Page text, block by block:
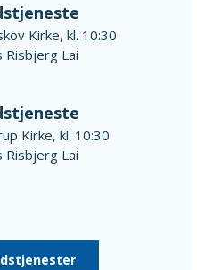
Kirke, kl. 10:30
Risbjerg Lai
Kirke, kl. 10:30
Risbjerg Lai